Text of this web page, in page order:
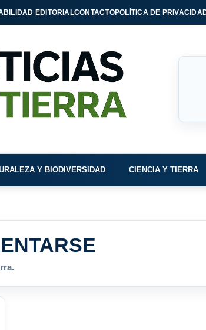
EDITORIALCONTACTOPOLÍTICA DE
Y BIODIVERSIDAD CIENCIA Y TIERRA